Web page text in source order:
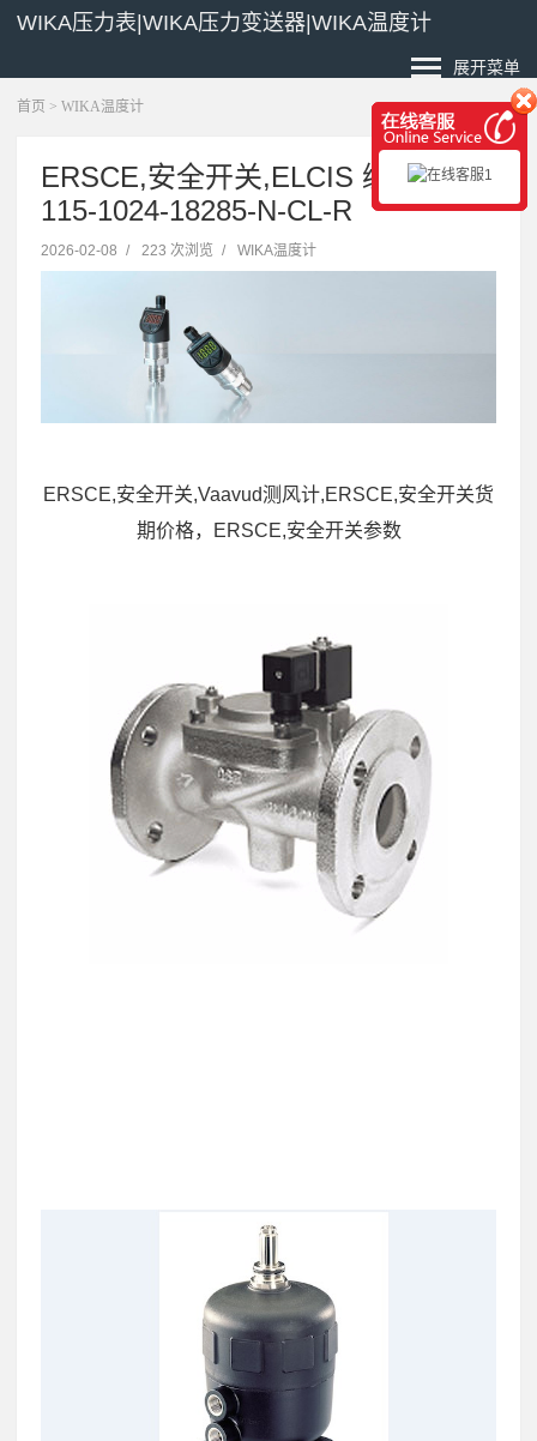
WIKA压力表|WIKA压力变送器|WIKA温度计
展开菜单
首页 > WIKA温度计
ERSCE,安全开关,ELCIS 编码器
115-1024-18285-N-CL-R
2026-02-08 / 223 次浏览 / WIKA温度计
ERSCE,安全开关,Vaavud测风计,ERSCE,安全开关货
期价格，ERSCE,安全开关参数